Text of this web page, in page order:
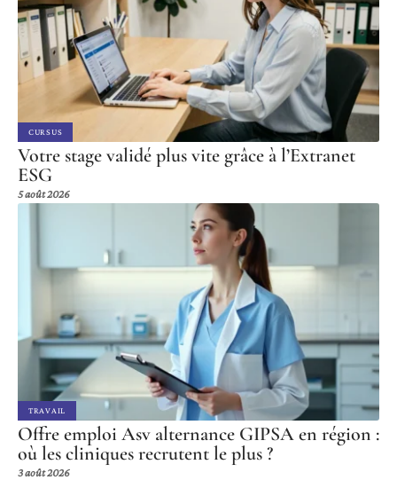
CURSUS
Votre stage validé plus vite grâce à l’Extranet
ESG
5 août 2026
TRAVAIL
Offre emploi Asv alternance GIPSA en région :
où les cliniques recrutent le plus ?
3 août 2026